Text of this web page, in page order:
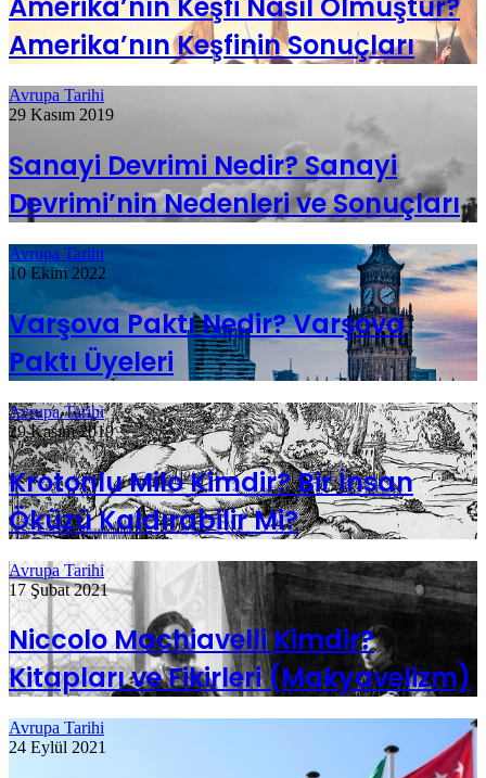
Amerika’nın Keşfi Nasıl Olmuştur?
Amerika’nın Keşfinin Sonuçları
Avrupa Tarihi
29 Kasım 2019
Sanayi Devrimi Nedir? Sanayi
Devrimi’nin Nedenleri ve Sonuçları
Avrupa Tarihi
10 Ekim 2022
Varşova Paktı Nedir? Varşova
Paktı Üyeleri
Avrupa Tarihi
29 Kasım 2019
Krotonlu Milo Kimdir? Bir İnsan
Öküzü Kaldırabilir Mi?
Avrupa Tarihi
17 Şubat 2021
Niccolo Machiavelli Kimdir?
Kitapları ve Fikirleri (Makyavelizm)
Avrupa Tarihi
24 Eylül 2021